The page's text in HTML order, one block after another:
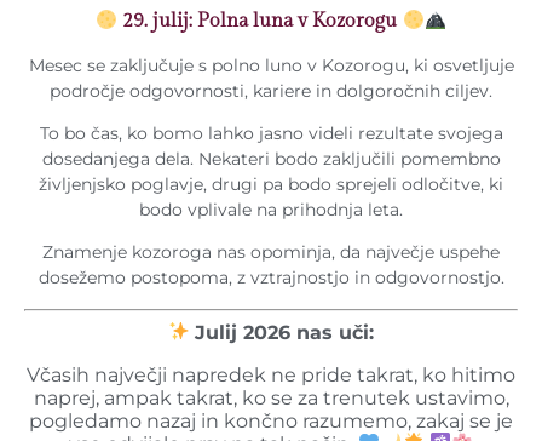
29. julij: Polna luna v Kozorogu
Mesec se zaključuje s polno luno v Kozorogu, ki osvetljuje
področje odgovornosti, kariere in dolgoročnih ciljev.
To bo čas, ko bomo lahko jasno videli rezultate svojega
dosedanjega dela. Nekateri bodo zaključili pomembno
življenjsko poglavje, drugi pa bodo sprejeli odločitve, ki
bodo vplivale na prihodnja leta.
Znamenje kozoroga nas opominja, da največje uspehe
dosežemo postopoma, z vztrajnostjo in odgovornostjo.
Julij 2026 nas uči:
Včasih največji napredek ne pride takrat, ko hitimo
naprej, ampak takrat, ko se za trenutek ustavimo,
pogledamo nazaj in končno razumemo, zakaj se je